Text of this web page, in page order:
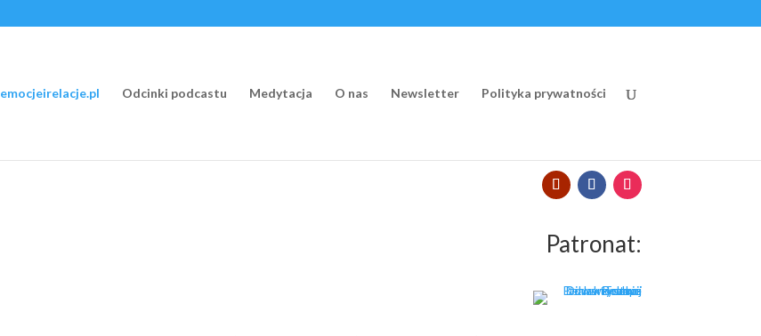
emocjeirelacje.pl Odcinki podcastu Medytacja O nas Newsletter Polityka prywatności
Patronat: